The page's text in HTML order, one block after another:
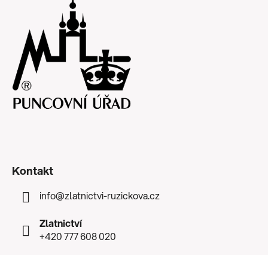
Kontakt
info@zlatnictvi-ruzickova.cz
Zlatnictví
+420 777 608 020